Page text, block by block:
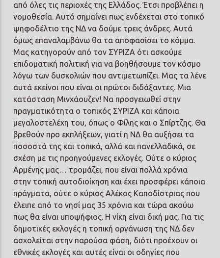
από όλες τις περιοχές της Ελλάδος. Έτσι προβλέπει η
νομοθεσία. Αυτό σημαίνει πως ενδέχεται στο τοπικό
ψηφοδέλτιο της ΝΔ να δούμε τρεις άνδρες. Αυτά
όμως επαναλαμβάνω θα τα αποφασίσει το κόμμα.
Μας κατηγορούν από τον ΣΥΡΙΖΑ ότι ασκούμε
επιδοματική πολιτική για να βοηθήσουμε τον κόσμο
λόγω των δυσκολιών που αντιμετωπίζει. Μας τα λένε
αυτά εκείνοι που είναι οι πρώτοι διδάξαντες. Μια
κατάσταση Μινχάουζεν! Να προσγειωθεί στην
πραγματικότητα ο τοπικός ΣΥΡΙΖΑ και κάποια
μεγαλοστελέχη του, όπως ο Φίλης και ο Σπίρτζης. Θα
βρεθούν προ εκπλήξεων, γιατί η ΝΔ θα αυξήσει τα
ποσοστά της και τοπικά, αλλά και πανελλαδικά, σε
σχέση με τις προηγούμενες εκλογές. Ούτε ο κύριος
Αρμένης μας… τρομάζει, που είναι πολλά χρόνια
στην τοπική αυτοδιοίκηση και έχει προσφέρει κάποια
πράγματα, ούτε ο κύριος Αλέκος Καποδίστριας που
έλειπε από το νησί μας 35 χρόνια και τώρα ακούω
πως θα είναι υποψήφιος. Η νίκη είναι δική μας. Για τις
δημοτικές εκλογές η τοπική οργάνωση της ΝΔ δεν
ασχολείται στην παρούσα φάση, διότι προέχουν οι
εθνικές εκλογές και αυτές είναι οι οδηγίες που